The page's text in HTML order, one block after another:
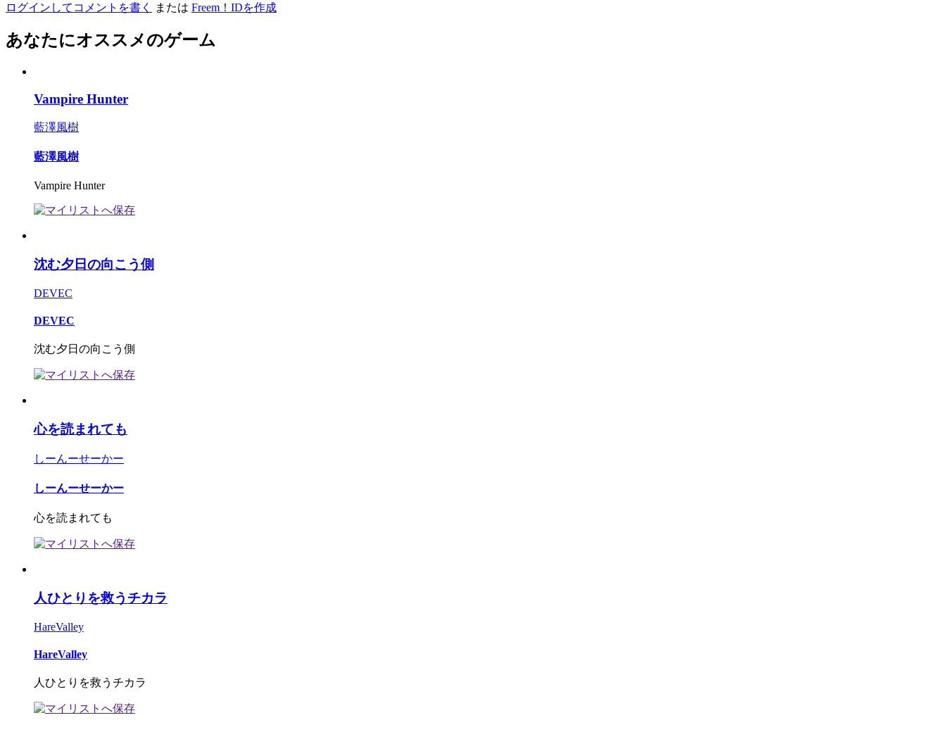
ログインしてコメントを書く または Freem！IDを作成
あなたにオススメのゲーム
Vampire Hunter
藍澤風樹
藍澤風樹
Vampire Hunter
沈む夕日の向こう側
DEVEC
DEVEC
沈む夕日の向こう側
心を読まれても
しーんーせーかー
しーんーせーかー
心を読まれても
人ひとりを救うチカラ
HareValley
HareValley
人ひとりを救うチカラ